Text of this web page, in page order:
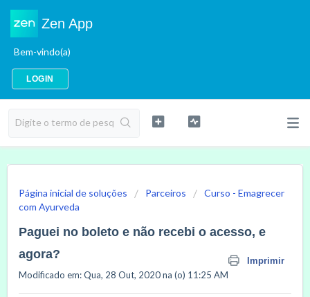
Zen App
Bem-vindo(a)
LOGIN
Página inicial de soluções Parceiros
Curso - Emagrecer
com Ayurveda
Paguei no boleto e não recebi o acesso, e
agora?
Imprimir
Modificado em: Qua, 28 Out, 2020 na (o) 11:25 AM